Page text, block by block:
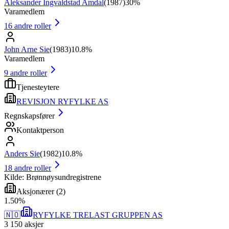
Aleksander Ingvaldstad Amdal (1987)30%
Varamedlem
16 andre roller
John Arne Sie(1983)10.8%
Varamedlem
9 andre roller
Tjenesteytere
REVISJON RYFYLKE AS
Regnskapsfører
Kontaktperson
Anders Sie(1982)10.8%
18 andre roller
Kilde: Brønnøysundregistrene
Aksjonærer(2)
1 .50%
🇳🇴
RYFYLKE TRELAST GRUPPEN AS
3 150 aksjer